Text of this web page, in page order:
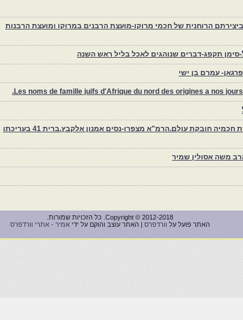
הרוחנית של חכמי מרוקו-מועצת הרבנים במרוקו ומועצת הרבנות
תקפג-דברים שנוהגים לאכל בליל ראש השנה
עמרם בן ישי
Les noms de famille juifs d'Afrique du nord des origines a nos
צפרו – קהילה יהודית קטנה במרוקו, ויצירת חכמיה חובקת עולם.הרמ"א מצפרו-נסים אמנון אלקבץ.ברית 41 בעריכתו
משה אסולין שמיר
Copyright © 2012-2018. כל הזכויות שמורות.
האתר פועל על וורדפרס | האתר עוצב והוקם על ידי אמיר - אתרי וורדפרס